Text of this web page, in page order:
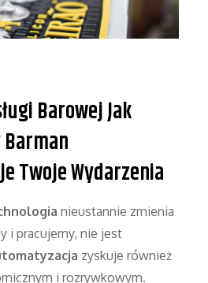
Barowej Jak
Twoje Wydarzenia
nieustannie zmienia
i pracujemy, nie jest
zyskuje również
i rozrywkowym.